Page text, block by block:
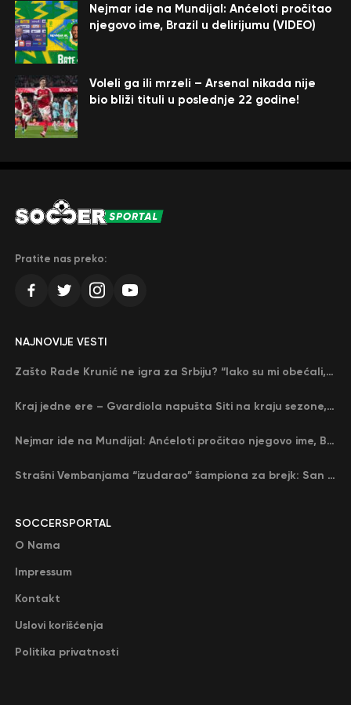
Nejmar ide na Mundijal: Anćeloti pročitao
njegovo ime, Brazil u delirijumu (VIDEO)
Voleli ga ili mrzeli – Arsenal nikada nije
bio bliži tituli u poslednje 22 godine!
Pratite nas preko:
SOCCERSPORTAL
O Nama
Impressum
Kontakt
Uslovi korišćenja
Politika privatnosti
NAJNOVIJE VESTI
Zašto Rade Krunić ne igra za Srbiju? “Iako su mi obećali, niko me nije zvao…”
Kraj jedne ere – Gvardiola napušta Siti na kraju sezone, menja ga njegov nekadašnji rival
Nejmar ide na Mundijal: Anćeloti pročitao njegovo ime, Brazil u delirijumu (VIDEO)
Strašni Vembanjama “izudarao” šampiona za brejk: San Antonio poveo protiv Oklahome